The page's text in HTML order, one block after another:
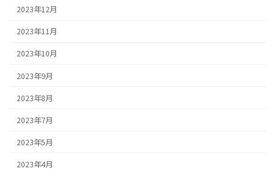
2023年12月
2023年11月
2023年10月
2023年9月
2023年8月
2023年7月
2023年5月
2023年4月